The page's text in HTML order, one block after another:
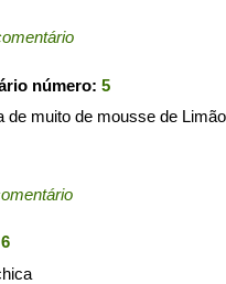
número: 5
de muito de mousse de
6